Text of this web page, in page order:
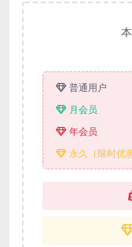
普通用户
月会员
年会员
永久（限时优